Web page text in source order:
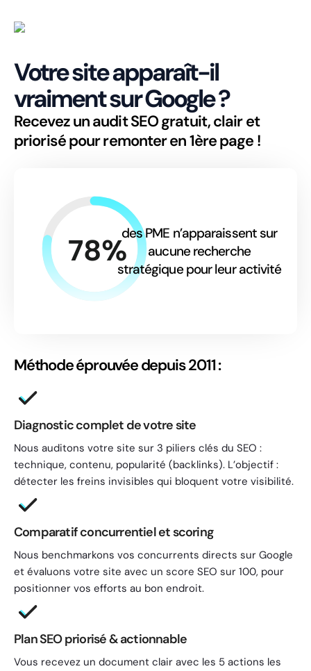
Votre site apparaît-il
vraiment sur Google ?
Recevez un audit SEO gratuit, clair et
priorisé pour remonter en 1ère page !
78%des PME n’apparaissent sur
aucune recherche
stratégique pour leur activité
Méthode éprouvée depuis 2011 :
Diagnostic complet de votre site
Nous auditons votre site sur 3 piliers clés du SEO :
technique, contenu, popularité (backlinks). L’objectif :
détecter les freins invisibles qui bloquent votre visibilité.
Comparatif concurrentiel et scoring
Nous benchmarkons vos concurrents directs sur Google
et évaluons votre site avec un score SEO sur 100, pour
positionner vos efforts au bon endroit.
Plan SEO priorisé & actionnable
Vous recevez un document clair avec les 5 actions les